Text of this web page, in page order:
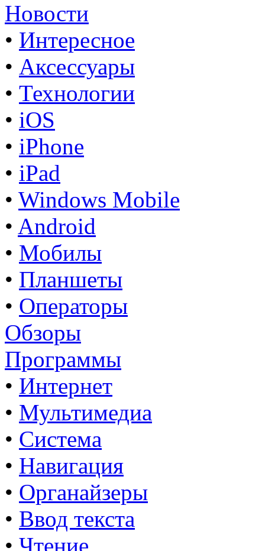
Новости
• Интересное
• Аксессуары
• Технологии
• iOS
• iPhone
• iPad
• Windows Mobile
• Android
• Мобилы
• Планшеты
• Операторы
Обзоры
Программы
• Интернет
• Мультимедиа
• Система
• Навигация
• Органайзеры
• Ввод текста
• Чтение